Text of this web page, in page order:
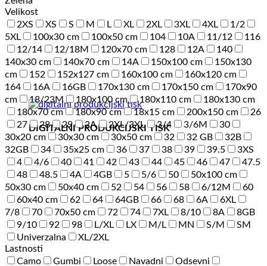
DIGITALNI PRODUKCIJSKI TISK
Velikost
2XS
XS S M L XL 2XL 3XL 4XL
1/2
5XL
100x30 cm 100x50 cm 104 10A 11/12
116
12/14
12/18M 120x70 cm 128 12A
140
140x30 cm
140x70 cm 14A 150x100 cm
150x130
cm
152 152x127 cm 160x100 cm
160x120 cm
164
16A 16GB 170x130 cm 170x150 cm
170x90
cm
18/23M 180x100 cm 180x110 cm
180x130 cm
180x70 cm
180x90 cm 18x15 cm 200x150 cm
26
27
28 29 2A 2XL/3XL 3/4 3/6M
30
30x20 cm
30x30 cm 30x50 cm 32 32 GB
32B
32GB
34 35x25 cm 36 37 38 39 39.5
3XS
4
4/6 40 41 42 43 44 45 46 47
47.5
48
48.5 4A 4GB 5 5/6 50
50x100 cm
50x30 cm
50x40 cm 52 54 56 58 6/12M
60
60x40 cm
62 64 64GB 66 68 6A
6XL
7/8
70 70x50 cm 72 74 7XL 8/10 8A
8GB
9/10
92 98 L/XL LX M/L MN S/M
SM
Univerzalna
XL/2XL
Lastnosti
Camo
Gumbi Loose Navadni
Odsevni